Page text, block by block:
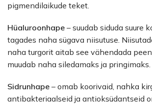
pigmendilaikude teket.
Hüaluroonhape – suudab siduda suure
tagades naha sügava niisutuse.
naha turgorit aitab see vähendada
muudab naha siledamaks ja pringimaks.
Sidrunhape – omab koorivaid, nahka
antibakteriaalseid ja antioksüdantseid